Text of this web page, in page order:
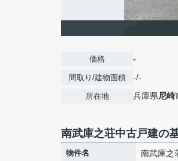
価格 -
間取り/建物面積 -/-
所在地 兵庫県尼崎
南武庫之荘中古戸建の
物件名 南武庫之